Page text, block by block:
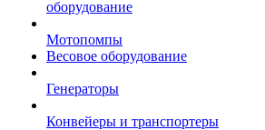
оборудование
Мотопомпы
Весовое оборудование
Генераторы
Конвейеры и транспортеры